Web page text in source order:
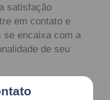
satisfação
em contato e
se encaixa com a
de seu